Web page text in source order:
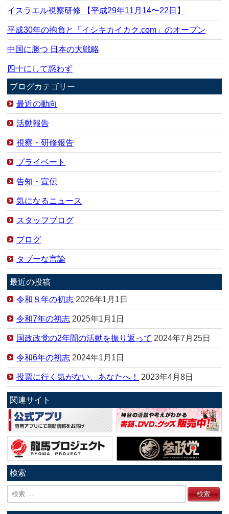
イスラエル視察研修 【平成29年11月14〜22日】
平成30年の抱負と「イシキカイカク.com」のオープン
中国に勝つ 日本の大戦略
四十にして惑わず
ブログカテゴリー
最近の動向
活動報告
視察・研修報告
プライベート
告知・宣伝
気になるニュース
スタッフブログ
ブログ
タブーな言論
最近の投稿
令和８年の初志 2026年1月1日
令和7年の初志 2025年1月1日
国政政党の2年間の活動を振り返って 2024年7月25日
令和6年の初志 2024年1月1日
投票に行く気がない、あなたへ！ 2023年4月8日
関連サイト
検索